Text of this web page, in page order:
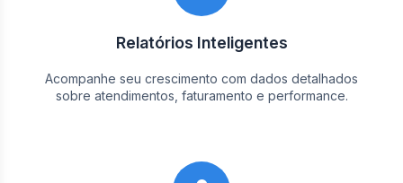
Relatórios Inteligentes
Acompanhe seu crescimento com dados detalhados
sobre atendimentos, faturamento e performance.